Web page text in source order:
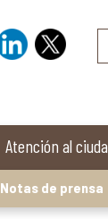
Atención al
Notas de prensa